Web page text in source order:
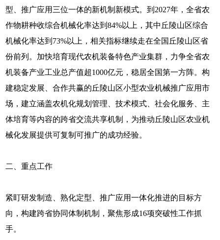
型、推广应用三位一体的新机制新模式。到2027年，全省农
作物耕种收综合机械化率达到84%以上，其中丘陵山区综合
机械化率达到73%以上，相关指标继续走在全国丘陵山区省
份前列。加快培育现代农机装备特色产业集群，力争全省农
机装备产业工业总产值超1000亿元，稳居全国第一方阵。构
建稳定发展、合作共赢的丘陵山区小型农业机械推广应用市
场，建立涵盖农机化规划管理、技术模式、社会化服务、主
体培育等内容的跨省交流共享机制，为推动丘陵山区农业机
械化发展提供可复制可推广的成功经验。
二、重点工作
紧盯研发制造、熟化定型、推广应用一体化推进的目标方
向，构建跨省协同体制机制，聚焦形成16项突破性工作抓
手。